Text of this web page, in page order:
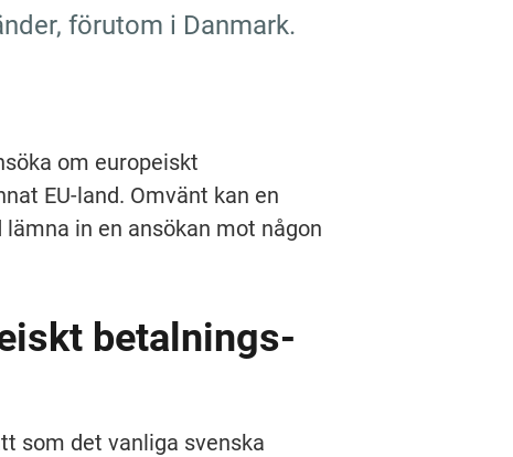
förutom i Danmark.
om europeiskt
EU-land. Omvänt kan en
in en ansökan mot någon
betalnings­
som det vanliga svenska